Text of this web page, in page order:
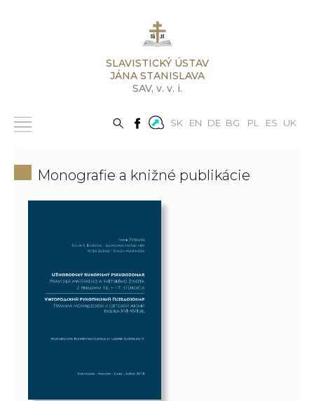
SLAVISTICKÝ ÚSTAV
JÁNA STANISLAVA
SAV, v. v. i.
UK
ES
PL
BG
DE
EN
SK
Monografie a knižné publikácie